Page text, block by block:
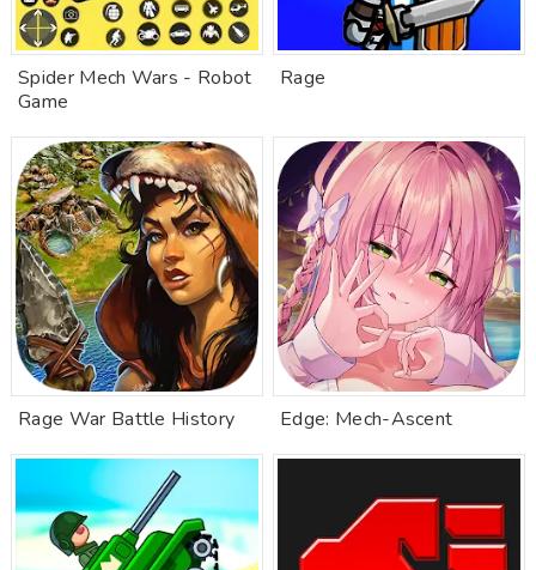
Spider Mech Wars - Robot
Game
Rage
Rage War Battle History Edge: Mech-Ascent